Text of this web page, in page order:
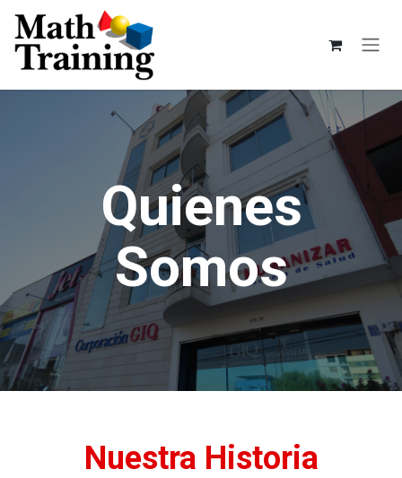
Ir al contenido
Quienes
Somos
Nuestra Historia